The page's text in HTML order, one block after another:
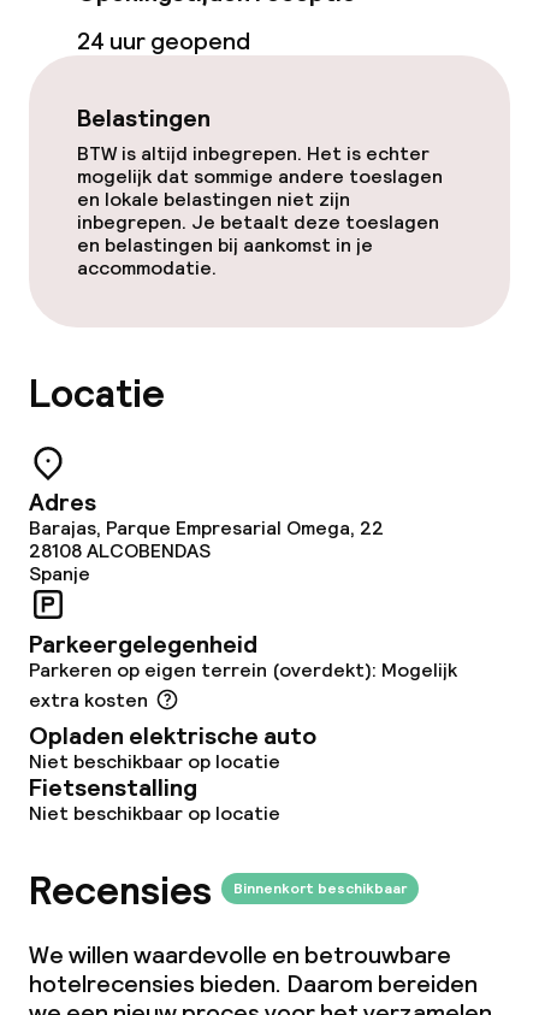
Tuin
Zonneterras
TV lounge
Eet- en drinkgelegenheden
Restaurant
Bar
Eet- en drinkdiensten
Ontbijtbuffet
Lunch à la carte
Lunch, vast menu
Diner à la carte
Roomservice
Schoonmaakvoorzieningen
Wasservice
Zakelijke faciliteiten
24 uur geopend
Belastingen
BTW is altijd inbegrepen. Het is echter
mogelijk dat sommige andere toeslagen
en lokale belastingen niet zijn
inbegrepen. Je betaalt deze toeslagen
en belastingen bij aankomst in je
accommodatie.
Locatie
Adres
Barajas, Parque Empresarial Omega, 22
28108ALCOBENDAS
Spanje
Parkeergelegenheid
Parkeren op eigen terrein (overdekt): Mogelijk
extra kosten
Opladen elektrische auto
Niet beschikbaar op locatie
Fietsenstalling
Niet beschikbaar op locatie
Recensies Binnenkort beschikbaar
We willen waardevolle en betrouwbare
hotelrecensies bieden. Daarom bereiden